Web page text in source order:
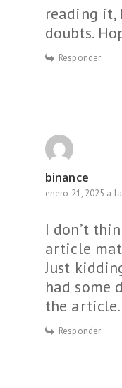
reading it,
doubts.
Responder
binance
enero 21, 2025 a
I don’t
article
Just
had some
the article.
Responder